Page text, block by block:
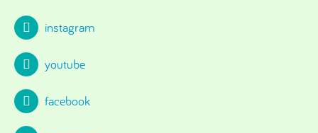
instagram
youtube
facebook